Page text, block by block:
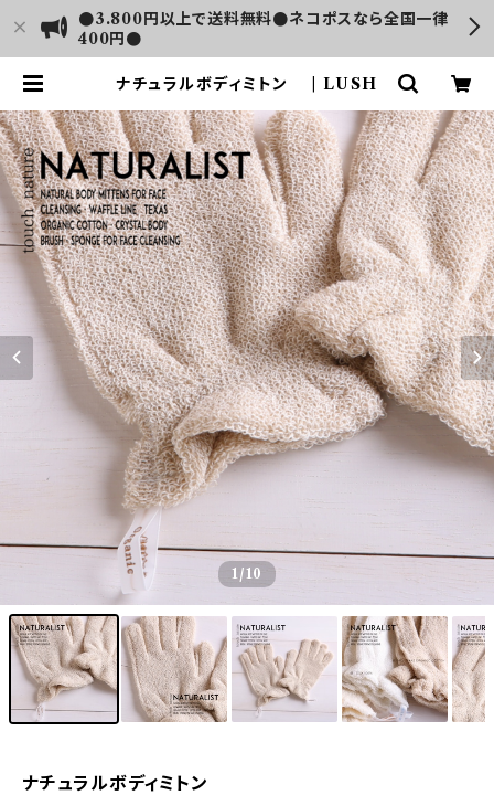
●3.800円以上で送料無料●ネコポスなら全国一律
400円●
ナチュラルボディミトン | LUSH
1 /10
ナチュラルボディミトン